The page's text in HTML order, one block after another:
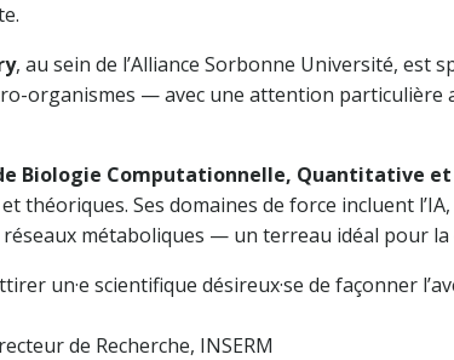
, au sein de l’Alliance Sorbonne Université, est
organismes — avec une attention
Biologie Computationnelle, Quantitative
théoriques. Ses domaines de force incluent
métaboliques — un terreau idéal pour
un·e scientifique désireux·se de façonner
de Recherche, INSERM